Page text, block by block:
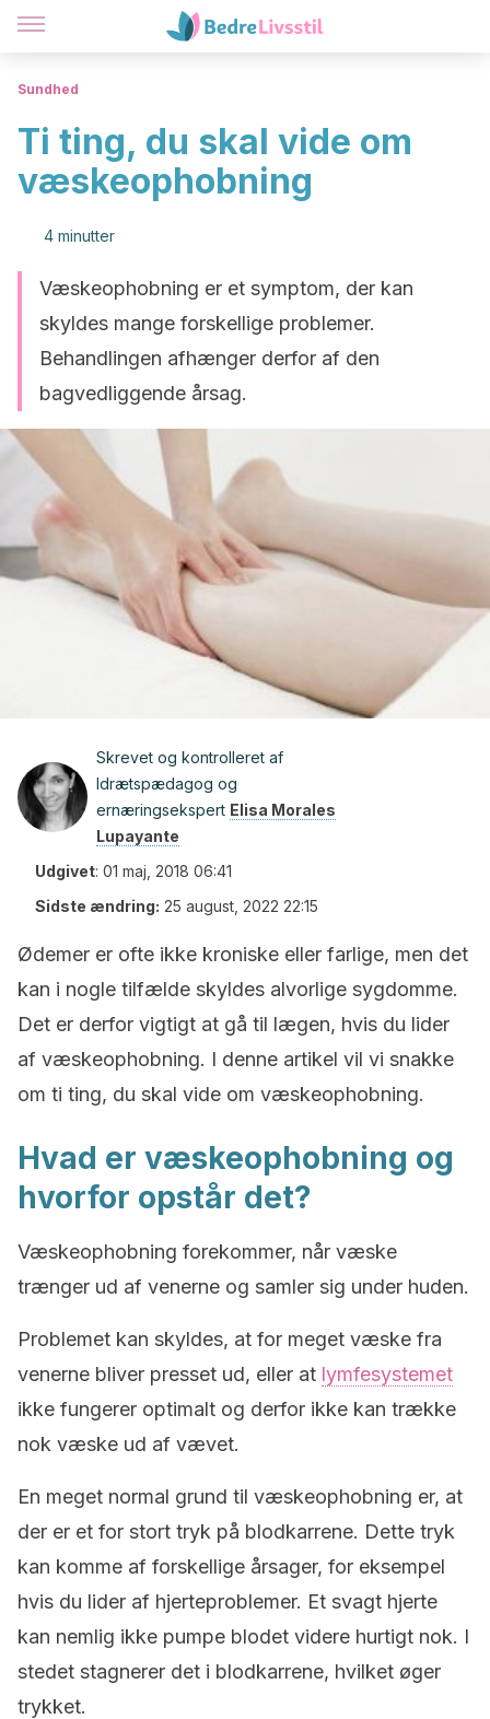
Sundhed
Ti ting, du skal vide om
væskeophobning
4 minutter
Væskeophobning er et symptom, der kan
skyldes mange forskellige problemer.
Behandlingen afhænger derfor af den
bagvedliggende årsag.
Skrevet og kontrolleret af
Idrætspædagog og
ernæringsekspert Elisa Morales
Lupayante
Udgivet: 01 maj, 2018 06:41
Sidste ændring: 25 august, 2022 22:15
Ødemer er ofte ikke kroniske eller farlige, men det
kan i nogle tilfælde skyldes alvorlige sygdomme.
Det er derfor vigtigt at gå til lægen, hvis du lider
af væskeophobning. I denne artikel vil vi snakke
om ti ting, du skal vide om væskeophobning.
Hvad er væskeophobning og
hvorfor opstår det?
Væskeophobning forekommer, når væske
trænger ud af venerne og samler sig under huden.
Problemet kan skyldes, at for meget væske fra
venerne bliver presset ud, eller at lymfesystemet
ikke fungerer optimalt og derfor ikke kan trække
nok væske ud af vævet.
En meget normal grund til væskeophobning er, at
der er et for stort tryk på blodkarrene. Dette tryk
kan komme af forskellige årsager, for eksempel
hvis du lider af hjerteproblemer. Et svagt hjerte
kan nemlig ikke pumpe blodet videre hurtigt nok. I
stedet stagnerer det i blodkarrene, hvilket øger
trykket.